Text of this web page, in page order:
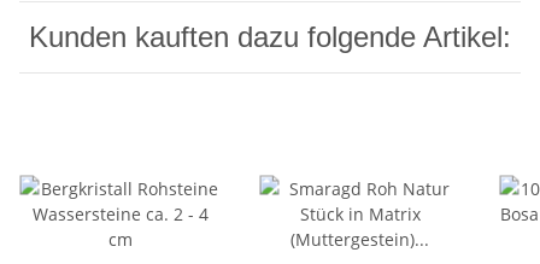
Kunden kauften dazu folgende Artikel: